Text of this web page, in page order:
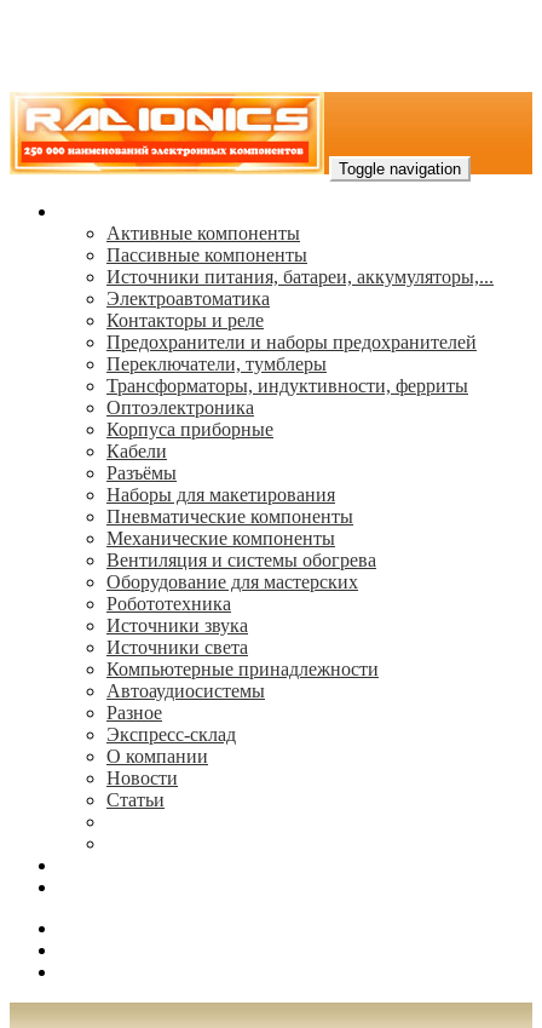
Toggle navigation
Активные компоненты
Пассивные компоненты
Источники питания, батареи, аккумуляторы,...
Электроавтоматика
Контакторы и реле
Предохранители и наборы предохранителей
Переключатели, тумблеры
Трансформаторы, индуктивности, ферриты
Oптоэлектроника
Корпуса приборные
Кабели
Разъёмы
Наборы для макетирования
Пневматические компоненты
Механические компоненты
Вентиляция и системы обогрева
Оборудование для мастерских
Робототехника
Источники звука
Источники света
Компьютерные принадлежности
Автоаудиосистемы
Разное
Экспресс-склад
О компании
Новости
Статьи